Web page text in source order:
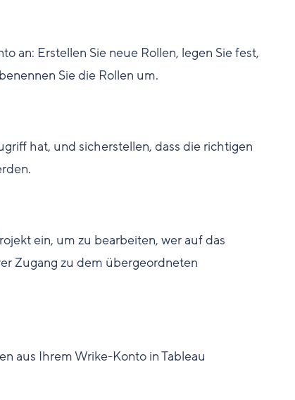
an: Erstellen Sie neue Rollen, legen Sie fest,
Sie die Rollen um.
hat, und sicherstellen, dass die richtigen
ein, um zu bearbeiten, wer auf das
Zugang zu dem übergeordneten
aus Ihrem Wrike-Konto in Tableau